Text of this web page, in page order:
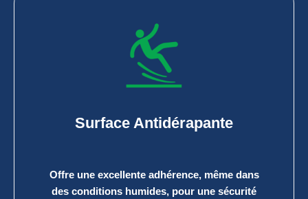
Surface Antidérapante
Offre une excellente adhérence, même dans
des conditions humides, pour une sécurité